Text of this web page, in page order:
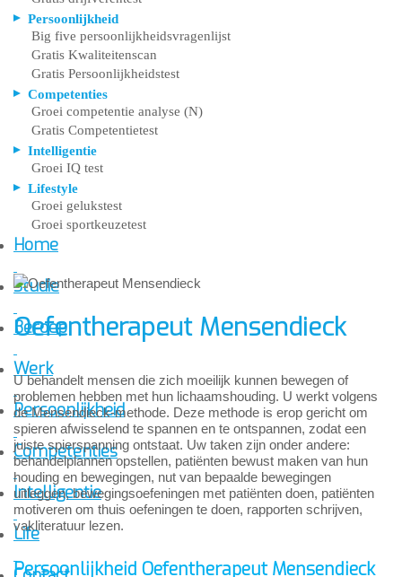
Persoonlijkheid
Big five persoonlijkheidsvragenlijst
Gratis Kwaliteitenscan
Gratis Persoonlijkheidstest
Competenties
Groei competentie analyse (N)
Gratis Competentietest
Intelligentie
Groei IQ test
Lifestyle
Groei gelukstest
Groei sportkeuzetest
Home
Studie
Beroep
Werk
Persoonlijkheid
Competenties
Intelligentie
Life
Oefentherapeut Mensendieck
U behandelt mensen die zich moeilijk kunnen bewegen of
problemen hebben met hun lichaamshouding. U werkt volgens
de Mensendieck-methode. Deze methode is erop gericht om
spieren afwisselend te spannen en te ontspannen, zodat een
juiste spierspanning ontstaat. Uw taken zijn onder andere:
behandelplannen opstellen, patiënten bewust maken van hun
houding en bewegingen, nut van bepaalde bewegingen
uitleggen, bewegingsoefeningen met patiënten doen, patiënten
motiveren om thuis oefeningen te doen, rapporten schrijven,
vakliteratuur lezen.
Persoonlijkheid Oefentherapeut Mensendieck